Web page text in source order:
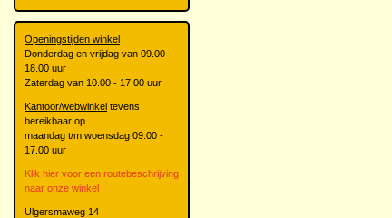
Openingstijden winkel
Donderdag en vrijdag van 09.00 -
18.00 uur
Zaterdag van 10.00 - 17.00 uur
Kantoor/webwinkel tevens
bereikbaar op
maandag t/m woensdag 09.00 -
17.00 uur
Klik hier voor een routebeschrijving
naar onze winkel
Ulgersmaweg 14